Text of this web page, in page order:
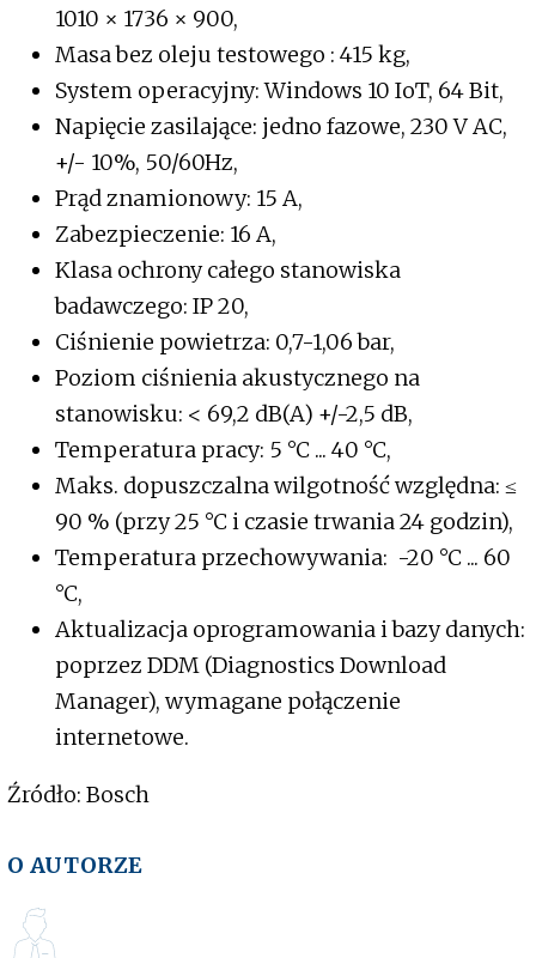
1010 × 1736 × 900,
Masa bez oleju testowego : 415 kg,
System operacyjny: Windows 10 IoT, 64 Bit,
Napięcie zasilające: jedno fazowe, 230 V AC,
+/- 10%, 50/60Hz,
Prąd znamionowy: 15 A,
Zabezpieczenie: 16 A,
Klasa ochrony całego stanowiska
badawczego: IP 20,
Ciśnienie powietrza: 0,7-1,06 bar,
Poziom ciśnienia akustycznego na
stanowisku: < 69,2 dB(A) +/-2,5 dB,
Temperatura pracy: 5 °C ... 40 °C,
Maks. dopuszczalna wilgotność względna: ≤
90 % (przy 25 °C i czasie trwania 24 godzin),
Temperatura przechowywania: -20 °C ... 60
°C,
Aktualizacja oprogramowania i bazy danych:
poprzez DDM (Diagnostics Download
Manager), wymagane połączenie
internetowe.
Źródło: Bosch
O AUTORZE